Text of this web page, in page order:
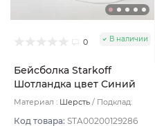
0 В наличии
Бейсболка Starkoff
Шотландка цвет Синий
размер 59
Материал : Шерсть
Подклад:
Код товара: STA00200129286